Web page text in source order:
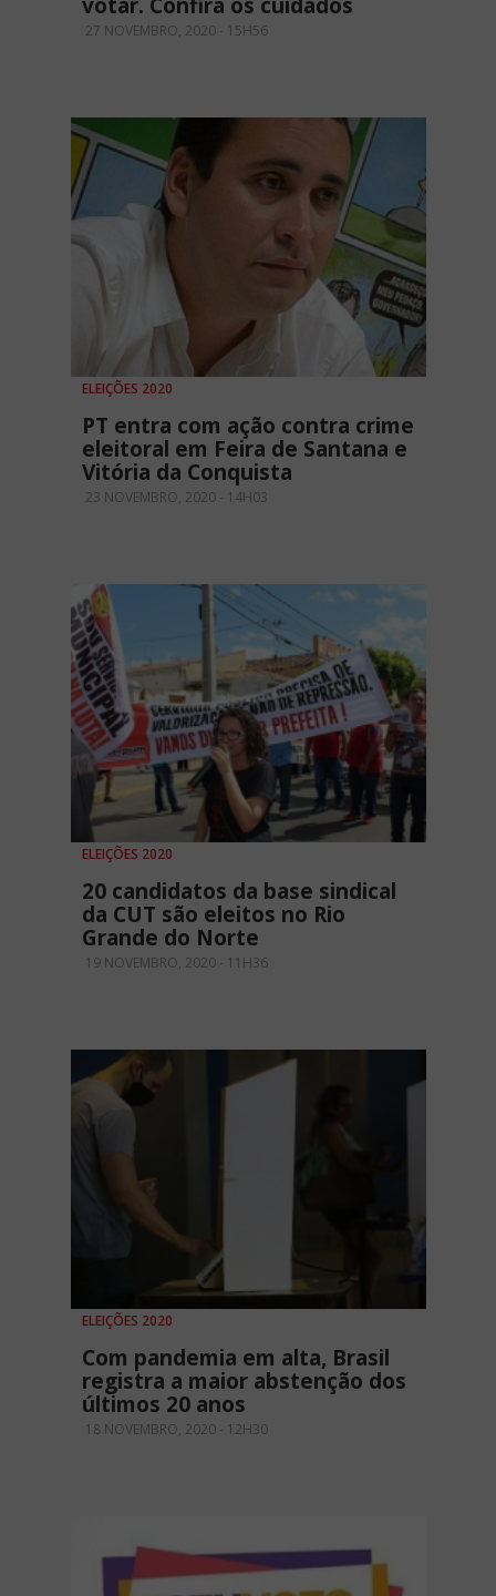
votar. Confira os cuidados
27 NOVEMBRO, 2020 - 15H56
ELEIÇÕES 2020
PT entra com ação contra crime
eleitoral em Feira de Santana e
Vitória da Conquista
23 NOVEMBRO, 2020 - 14H03
ELEIÇÕES 2020
20 candidatos da base sindical
da CUT são eleitos no Rio
Grande do Norte
19 NOVEMBRO, 2020 - 11H36
ELEIÇÕES 2020
Com pandemia em alta, Brasil
registra a maior abstenção dos
últimos 20 anos
18 NOVEMBRO, 2020 - 12H30